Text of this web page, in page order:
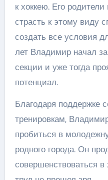
к хоккею. Его
страсть к этому виду
создать все условия
лет Владимир начал
секции и уже тогда
потенциал.
Благодаря поддержке
тренировкам,
пробиться в
родного города. Он
совершенствоваться в